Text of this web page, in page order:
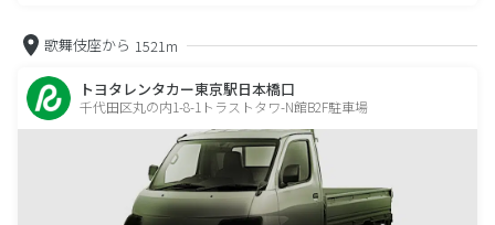
歌舞伎座から 1521m
トヨタレンタカー東京駅日本橋口
千代田区丸の内1-8-1トラストタワ-N館B2F駐車場